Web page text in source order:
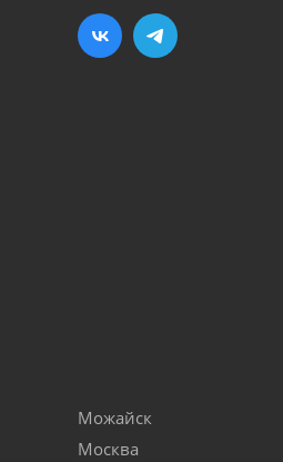
Можайск
Москва